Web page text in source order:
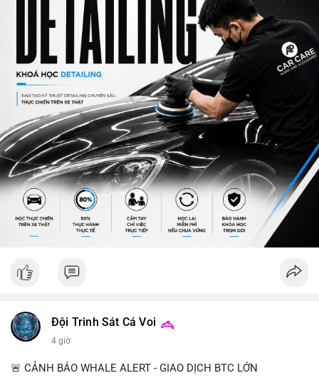
Đội Trinh Sát Cá Voi
4 giờ
🚨 CẢNH BÁO WHALE ALERT - GIAO DỊCH BTC LỚN